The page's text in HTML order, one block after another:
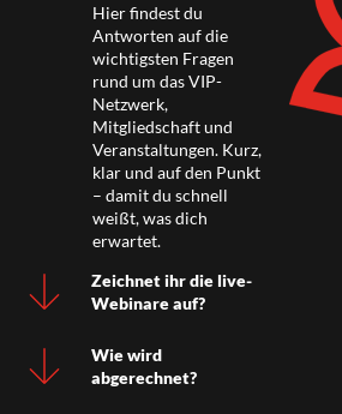
Hier findest du
Antworten auf die
wichtigsten Fragen
rund um das VIP-
Netzwerk,
Mitgliedschaft und
Veranstaltungen. Kurz,
klar und auf den Punkt
– damit du schnell
weißt, was dich
erwartet.
Zeichnet ihr die live-
Webinare auf?
Wie wird
abgerechnet?